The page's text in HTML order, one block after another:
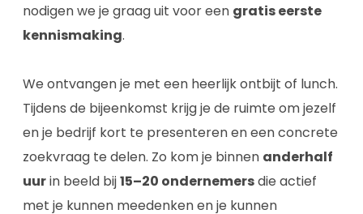
nodigen we je graag uit voor een gratis eerste
kennismaking.
We ontvangen je met een heerlijk ontbijt of lunch.
Tijdens de bijeenkomst krijg je de ruimte om jezelf
en je bedrijf kort te presenteren en een concrete
zoekvraag te delen. Zo kom je binnen anderhalf
uurin beeld bij15–20 ondernemersdie actief
met je kunnen meedenken en je kunnen